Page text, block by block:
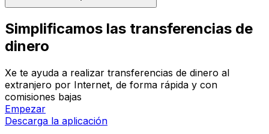
Simplificamos las transferencias de
dinero
Xe te ayuda a realizar transferencias de dinero al
extranjero por Internet, de forma rápida y con
comisiones bajas
Empezar
Descarga la aplicación